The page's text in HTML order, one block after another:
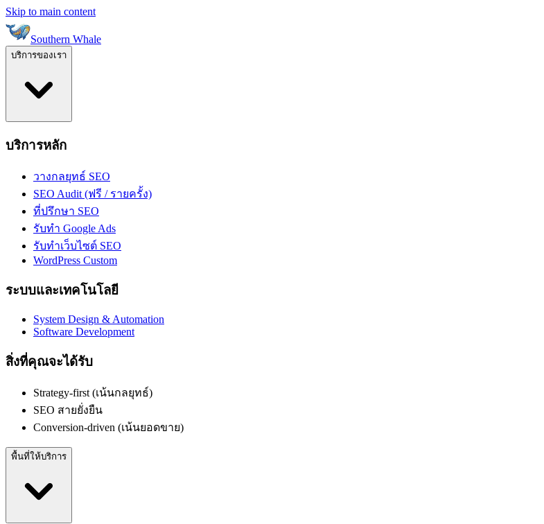
Skip to main content
Southern Whale
บริการของเรา
บริการหลัก
วางกลยุทธ์ SEO
SEO Audit (ฟรี / รายครั้ง)
ที่ปรึกษา SEO
รับทำ Google Ads
รับทำเว็บไซต์ SEO
WordPress Custom
ระบบและเทคโนโลยี
System Design & Automation
Software Development
สิ่งที่คุณจะได้รับ
Strategy-first (เน้นกลยุทธ์)
SEO สายยั่งยืน
Conversion-driven (เน้นยอดขาย)
พื้นที่ให้บริการ